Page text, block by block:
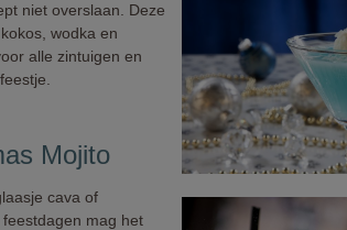
niet overslaan. Deze
wodka en
alle zintuigen en
Mojito
cava of
mag het